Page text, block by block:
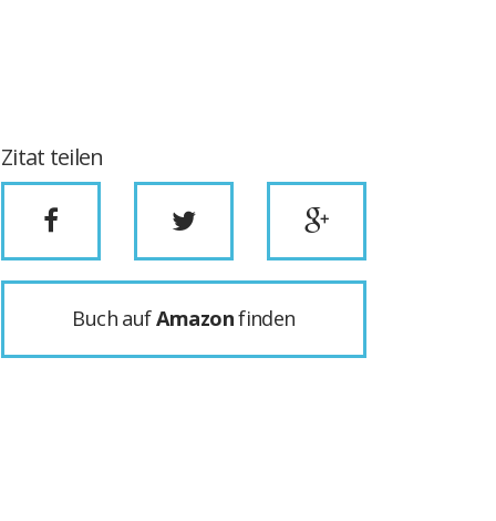
Zitat teilen
Buch aufAmazonfinden